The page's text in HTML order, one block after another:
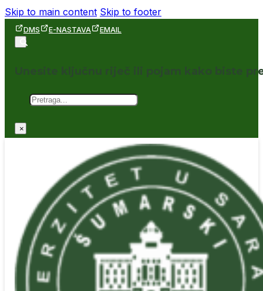
Skip to main content Skip to footer
DMS E-NASTAVA EMAIL
Unesite ključnu riječ ili pojam kako biste
Pretraga
×